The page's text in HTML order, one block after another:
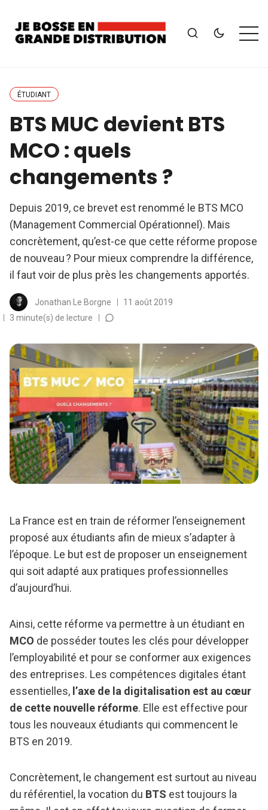
ÉTUDIANT
BTS MUC devient BTS
MCO : quels
changements ?
Depuis 2019, ce brevet est renommé le BTS MCO
(Management Commercial Opérationnel). Mais
concrètement, qu’est-ce que cette réforme propose
de nouveau ? Pour mieux comprendre la différence,
il faut voir de plus près les changements apportés.
Jonathan Le Borgne
11 août 2019
3 minute(s) de lecture
La France est en train de réformer l’enseignement
proposé aux étudiants afin de mieux s’adapter à
l’époque. Le but est de proposer un enseignement
qui soit adapté aux pratiques professionnelles
d’aujourd’hui.
Ainsi, cette réforme va permettre à un étudiant en
MCO de posséder toutes les clés pour développer
l’employabilité et pour se conformer aux exigences
des entreprises. Les compétences digitales étant
essentielles, l’axe de la digitalisation est au cœur
de cette nouvelle réforme. Elle est effective pour
tous les nouveaux étudiants qui commencent le
BTS en 2019.
Concrètement, le changement est surtout au niveau
du référentiel, la vocation du BTS est toujours la